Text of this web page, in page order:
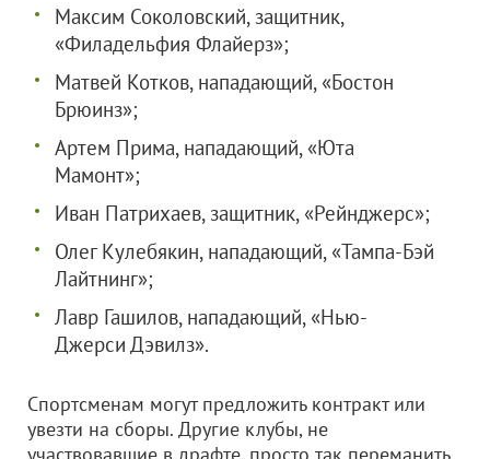
Максим Соколовский, защитник,
«Филадельфия Флайерз»;
Матвей Котков, нападающий, «Бостон
Брюинз»;
Артем Прима, нападающий, «Юта
Мамонт»;
Иван Патрихаев, защитник, «Рейнджерс»;
Олег Кулебякин, нападающий, «Тампа-Бэй
Лайтнинг»;
Лавр Гашилов, нападающий, «Нью-
Джерси Дэвилз».
Спортсменам могут предложить контракт или
увезти на сборы. Другие клубы, не
участвовавшие в драфте, просто так переманить